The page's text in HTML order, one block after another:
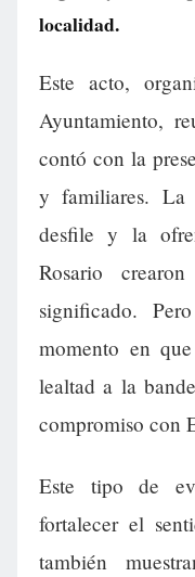
localidad.
Este acto,
Ayuntamiento,
contó con la
y familiares. La
desfile y la
Rosario
significado.
momento en
lealtad a la
compromiso con
Este tipo de
fortalecer el
también